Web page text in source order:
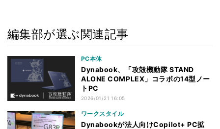
編集部が選ぶ関連記事
PC本体
Dynabook、「攻殻機動隊 STAND
ALONE COMPLEX」コラボの14型ノー
トPC
2026/01/21 16:05
ワークスタイル
Dynabookが法人向けCopilot+ PC拡